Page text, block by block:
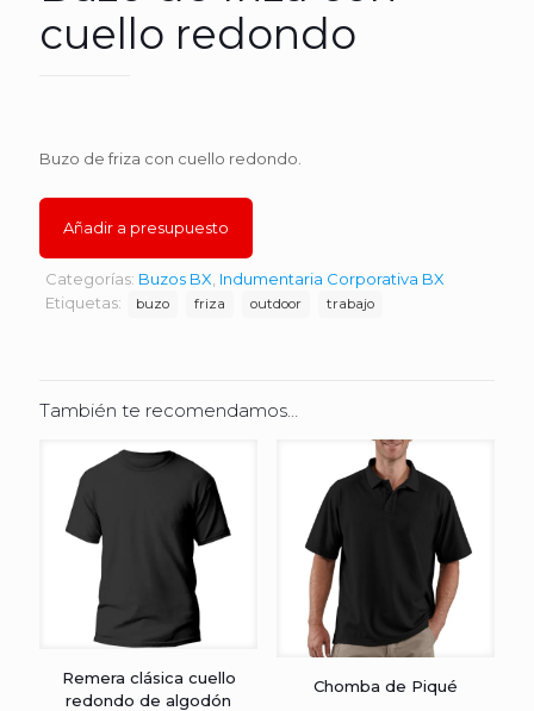
cuello redondo
Buzo de friza con cuello redondo.
Añadir a presupuesto
Categorías: Buzos BX Indumentaria Corporativa BX
Etiquetas:
buzo friza outdoor trabajo
También te recomendamos…
Remera clásica cuello
redondo de algodón
Chomba de Piqué